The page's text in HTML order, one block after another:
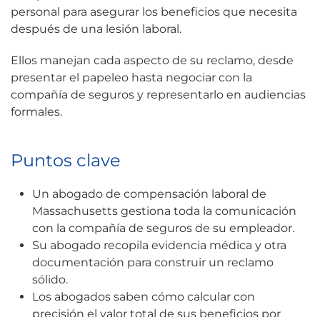
personal para asegurar los beneficios que necesita
después de una lesión laboral.
Ellos manejan cada aspecto de su reclamo, desde
presentar el papeleo hasta negociar con la
compañía de seguros y representarlo en audiencias
formales.
Puntos clave
Un abogado de compensación laboral de
Massachusetts gestiona toda la comunicación
con la compañía de seguros de su empleador.
Su abogado recopila evidencia médica y otra
documentación para construir un reclamo
sólido.
Los abogados saben cómo calcular con
precisión el valor total de sus beneficios por